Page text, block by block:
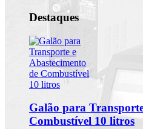
Destaques
Galão para
Combustível 10 litros